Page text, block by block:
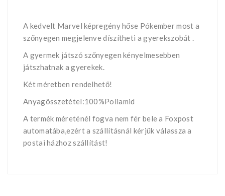
A kedvelt Marvel képregény hőse Pókember most a
szőnyegen megjelenve díszítheti a gyerekszobát .
A gyermek játszó szőnyegen kényelmesebben
játszhatnak a gyerekek.
Két méretben rendelhető!
Anyagösszetétel:100%Poliamid
A termék méreténél fogva nem fér bele a Foxpost
automatába,ezért a szállításnál kérjük válassza a
postai házhoz szállítást!